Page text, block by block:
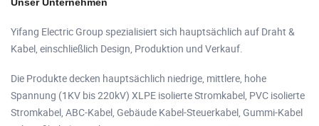
Unser Unternehmen
Yifang Electric Group spezialisiert sich hauptsächlich auf Draht &
Kabel, einschließlich Design, Produktion und Verkauf.
Die Produkte decken hauptsächlich niedrige, mittlere, hohe
Spannung (1KV bis 220kV) XLPE isolierte Stromkabel, PVC isolierte
Stromkabel, ABC-Kabel, Gebäude Kabel-Steuerkabel, Gummi-Kabel